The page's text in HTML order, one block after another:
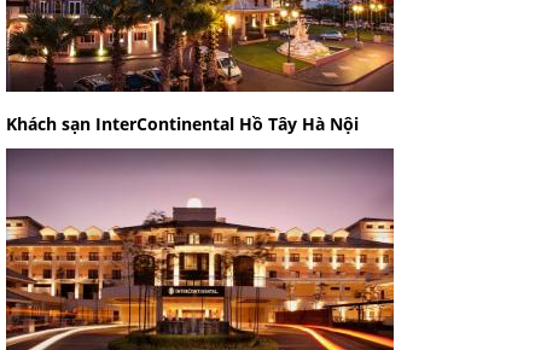
Khách sạn InterContinental Hồ Tây Hà Nội